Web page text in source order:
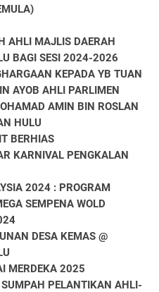
AHLI MAJLIS DAERAH
BAGI SESI 2024-2026
KEPADA YB TUAN
AYOB AHLI PARLIMEN
AMIN BIN ROSLAN
HULU
BERHIAS
KARNIVAL PENGKALAN
2024 : PROGRAM
SEMPENA WOLD
DESA KEMAS @
MERDEKA 2025
PELANTIKAN AHLI-